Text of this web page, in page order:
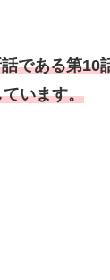
である第10
います。